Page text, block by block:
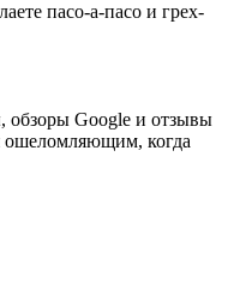
пасо-а-пасо и грех-
обзоры Google и отзывы
ошеломляющим, когда